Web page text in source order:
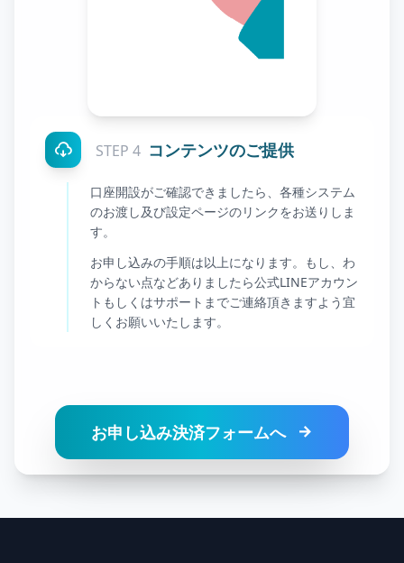
STEP 4 コンテンツのご提供
口座開設がご確認できましたら、各種システム
のお渡し及び設定ページのリンクをお送りしま
す。
お申し込みの手順は以上になります。もし、わ
からない点などありましたら公式LINEアカウン
トもしくはサポートまでご連絡頂きますよう宜
しくお願いいたします。
お申し込み決済フォームへ